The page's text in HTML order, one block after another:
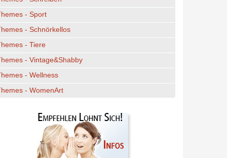
- Sport
- Schnörkellos
- Tiere
- Vintage&Shabby
- Wellness
- WomenArt